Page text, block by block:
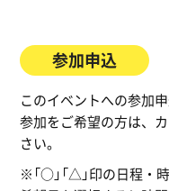
参加申込
このイベントへの参加
参加をご希望の方は、
さい。
※「○」「△」印の日程・